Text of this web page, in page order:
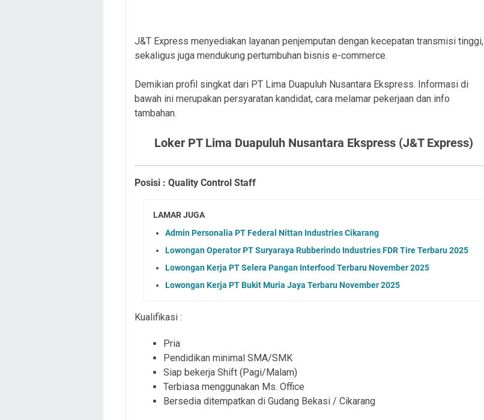
J&T Express menyediakan layanan penjemputan dengan kecepatan transmisi tinggi,
sekaligus juga mendukung pertumbuhan bisnis e-commerce.
Demikian profil singkat dari PT Lima Duapuluh Nusantara Ekspress. Informasi di
bawah ini merupakan persyaratan kandidat, cara melamar pekerjaan dan info
tambahan.
Loker PT Lima Duapuluh Nusantara Ekspress (J&T Express)
Posisi : Quality Control Staff
LAMAR JUGA
Admin Personalia PT Federal Nittan Industries Cikarang
Lowongan Operator PT Suryaraya Rubberindo Industries FDR Tire Terbaru 2025
Lowongan Kerja PT Selera Pangan Interfood Terbaru November 2025
Lowongan Kerja PT Bukit Muria Jaya Terbaru November 2025
Kualifikasi :
Pria
Pendidikan minimal SMA/SMK
Siap bekerja Shift (Pagi/Malam)
Terbiasa menggunakan Ms. Office
Bersedia ditempatkan di Gudang Bekasi / Cikarang